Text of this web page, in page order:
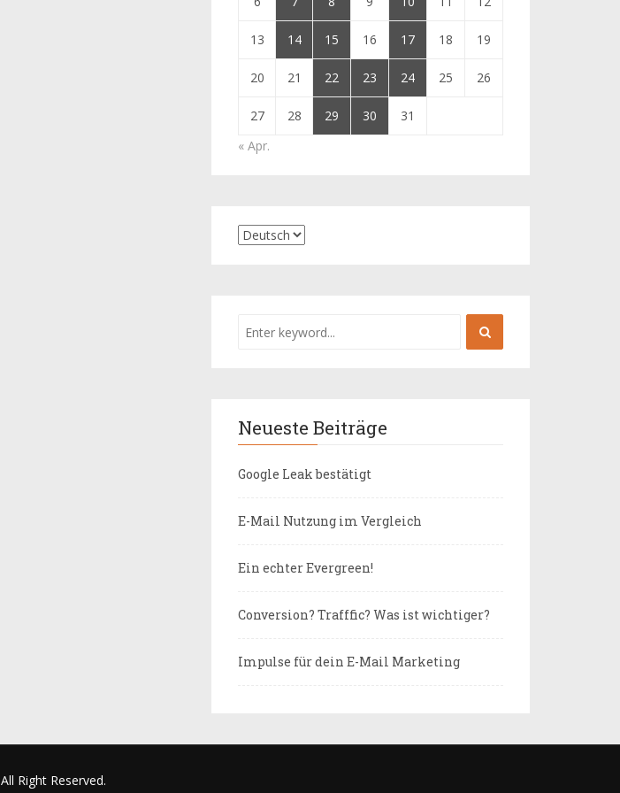
13 14 15 16 17 18 19
20 21 22 23 24 25 26
27 28 29 30
31
« Apr.
Neueste Beiträge
Google Leak bestätigt
E-Mail Nutzung im Vergleich
Ein echter Evergreen!
Conversion? Trafffic? Was ist wichtiger?
Impulse für dein E-Mail Marketing
All Right Reserved.